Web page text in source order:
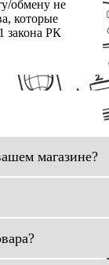
обмену не
которые
закона РК
магазине?